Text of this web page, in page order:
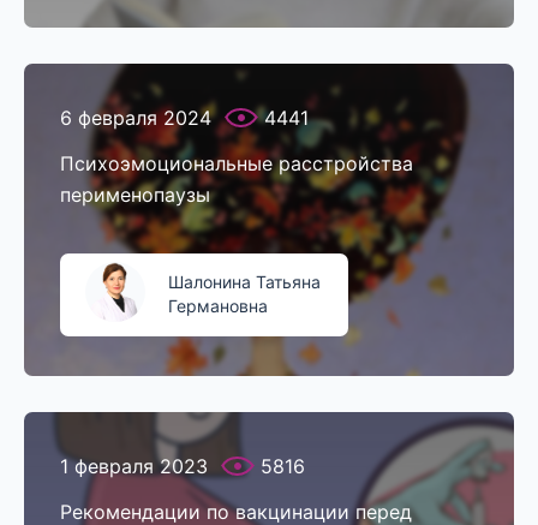
6 февраля 2024
4441
Психоэмоциональные расстройства
перименопаузы
Шалонина Татьяна
Германовна
1 февраля 2023
5816
Рекомендации по вакцинации перед